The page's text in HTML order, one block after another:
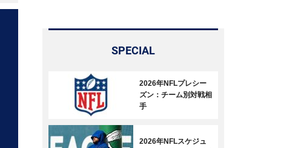
SPECIAL
2026年NFLプレシー
ズン：チーム別対戦相
手
2026年NFLスケジュ